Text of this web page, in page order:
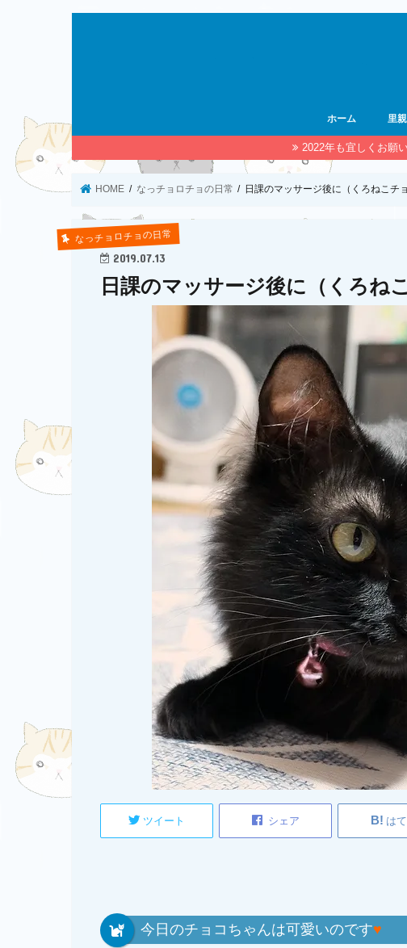
ホーム 里
2022年も宜しくお願
HOME なっチョロチョの日常 日課のマッサージ後に（くろねこチ
なっチョロチョの日常
2019.07.13
日課のマッサージ後に（くろね
ツイート シェア は
今日のチョコちゃんは可愛いのです♥